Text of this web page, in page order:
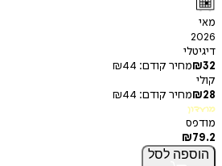
קודם:
₪44
קודם: ₪44
לסל